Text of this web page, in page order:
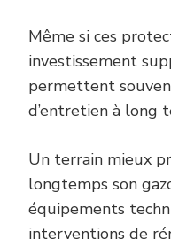
Même si ces
investissement
permettent
d’entretien à long
Un terrain mieux
longtemps son
équipements
interventions de